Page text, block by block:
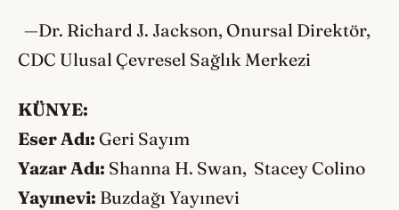
—Dr. Richard J. Jackson, Onursal Direktör,
CDC Ulusal Çevresel Sağlık Merkezi
KÜNYE:
Eser Adı: Geri Sayım
Yazar Adı: Shanna H. Swan, Stacey Colino
Yayınevi: Buzdağı Yayınevi